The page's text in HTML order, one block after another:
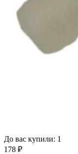
До вас купили: 1
178 ₽